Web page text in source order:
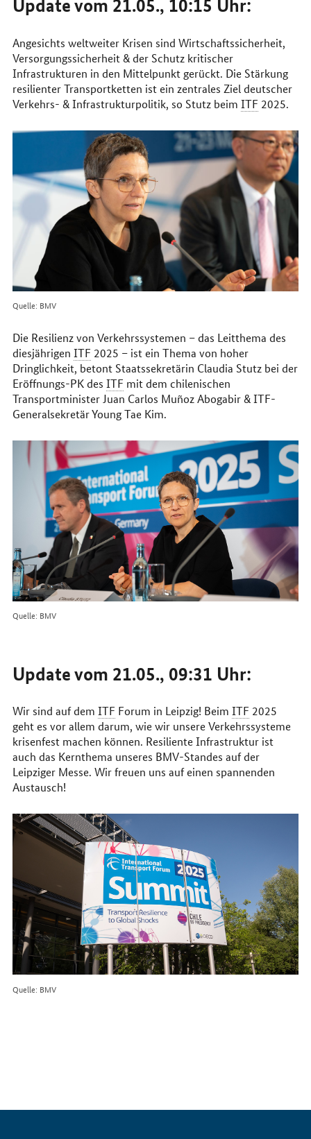
Update vom 21.05., 10:15 Uhr:
Angesichts weltweiter Krisen sind Wirtschaftssicherheit,
Versorgungssicherheit & der Schutz kritischer
Infrastrukturen in den Mittelpunkt gerückt. Die Stärkung
resilienter Transportketten ist ein zentrales Ziel deutscher
Verkehrs- & Infrastrukturpolitik, so Stutz beim ITF 2025.
Quelle: BMV
Die Resilienz von Verkehrssystemen – das Leitthema des
diesjährigen ITF 2025 – ist ein Thema von hoher
Dringlichkeit, betont Staatssekretärin Claudia Stutz bei der
Eröffnungs-PK des ITF mit dem chilenischen
Transportminister Juan Carlos Muñoz Abogabir & ITF-
Generalsekretär Young Tae Kim.
Quelle: BMV
Update vom 21.05., 09:31 Uhr:
Wir sind auf dem ITF Forum in Leipzig! Beim ITF 2025
geht es vor allem darum, wie wir unsere Verkehrssysteme
krisenfest machen können. Resiliente Infrastruktur ist
auch das Kernthema unseres BMV-Standes auf der
Leipziger Messe. Wir freuen uns auf einen spannenden
Austausch!
Quelle: BMV